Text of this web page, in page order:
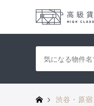
渋谷・原宿